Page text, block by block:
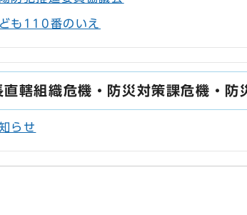
も110番のいえ
直轄組織危機・防災対策課危機・防
らせ